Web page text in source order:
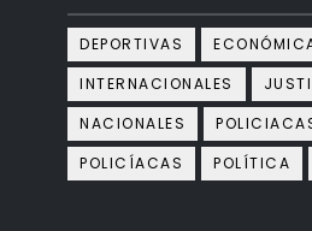
DEPORTIVAS
INTERNACIONALES
NACIONALES
POLICÍACAS
POLÍTICA